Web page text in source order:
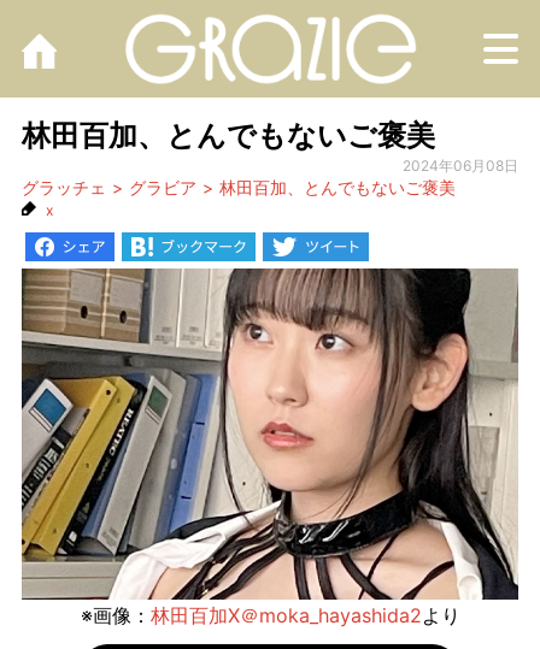
林田百加、とんでもないご褒美
2024年06月08日
グラッチェ グラビア 林田百加、とんでもないご褒美
x
※画像： 林田百加X＠moka_hayashida2より